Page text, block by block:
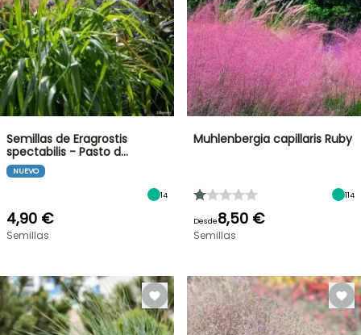
Semillas de Eragrostis
spectabilis - Pasto d…
NUEVO
14
4,90 €
Semillas
Muhlenbergia capillaris Ruby
114
Desde8,50 €
Semillas